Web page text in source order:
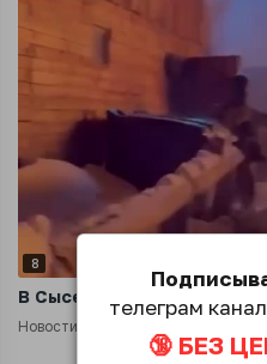
8
В Сысерти загорелась
Новости
телеграм
🔞 БЕЗ